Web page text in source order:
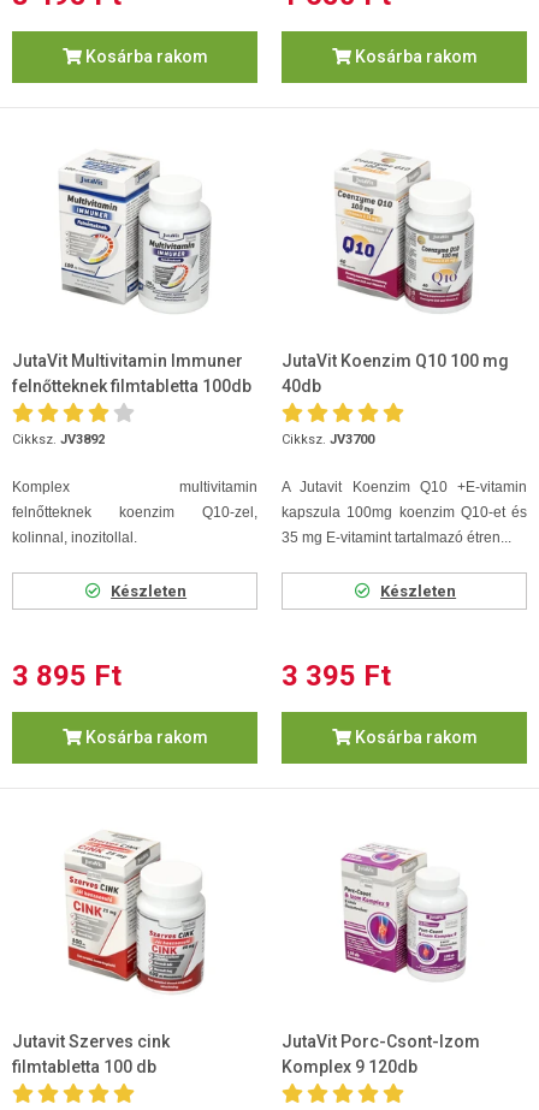
Kosárba rakom Kosárba rakom
JutaVit Multivitamin Immuner
felnőtteknek filmtabletta 100db
Cikksz. JV3892
Komplex multivitamin
felnőtteknek koenzim Q10-zel,
kolinnal, inozitollal.
Készleten
3 895 Ft
Kosárba rakom
JutaVit Koenzim Q10 100 mg
40db
Cikksz. JV3700
A Jutavit Koenzim Q10 +E-vitamin
kapszula 100mg koenzim Q10-et és
35 mg E-vitamint tartalmazó étren...
Készleten
3 395 Ft
Kosárba rakom
Jutavit Szerves cink
filmtabletta 100 db
JutaVit Porc-Csont-Izom
Komplex 9 120db